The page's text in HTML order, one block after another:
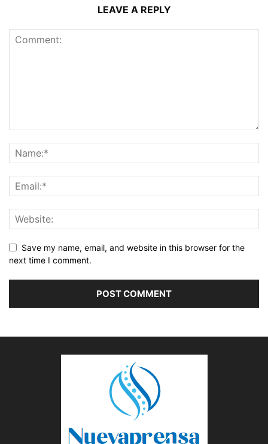
LEAVE A REPLY
Save my name, email, and website in this browser for the
next time I comment.